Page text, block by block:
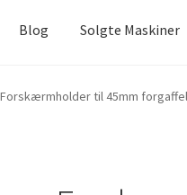
Blog Solgte Maskiner
Forskærmholder til 45mm